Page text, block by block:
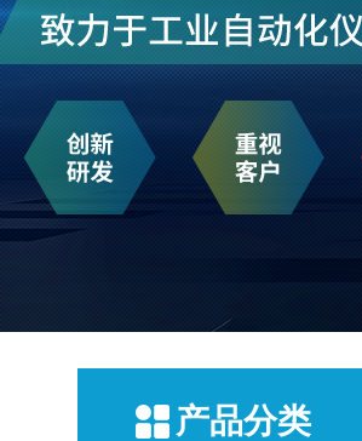
产品分类